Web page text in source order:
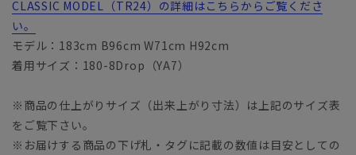
CLASSIC MODEL（TR24）の詳細はこちらからご覧くださ
い。
モデル：183cm B96cm W71cm H92cm
着用サイズ：180-8Drop（YA7）
※商品の仕上がりサイズ（出来上がり寸法）は上記のサイズ表
をご覧下さい。
※お届けする商品の下げ札・タグに記載の数値は目安としての